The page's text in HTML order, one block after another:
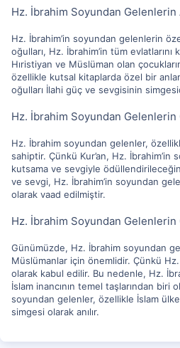
Hz. İbrahim Soyundan Gelenlerin
Hz. İbrahim’in soyundan gelenlerin
oğulları, Hz. İbrahim’in tüm evlatlarını
Hıristiyan ve Müslüman olan
özellikle kutsal kitaplarda özel bir
oğulları İlahi güç ve sevgisinin
Hz. İbrahim Soyundan Gelenlerin
Hz. İbrahim soyundan gelenler,
sahiptir. Çünkü Kur’an, Hz. İbrahim’in
kutsama ve sevgiyle
ve sevgi, Hz. İbrahim’in soyundan
olarak vaad edilmiştir.
Hz. İbrahim Soyundan Gelenlerin
Günümüzde, Hz. İbrahim soyundan
Müslümanlar için önemlidir. Çünkü Hz.
olarak kabul edilir. Bu nedenle, Hz.
İslam inancının temel taşlarından biri
soyundan gelenler, özellikle İslam
simgesi olarak anılır.